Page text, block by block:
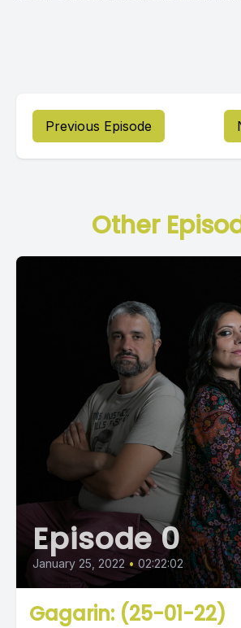
Previous Episode
Other
Episode 0
January 25, 2022 • 02:22:02
Gagarin: (25-01-22)